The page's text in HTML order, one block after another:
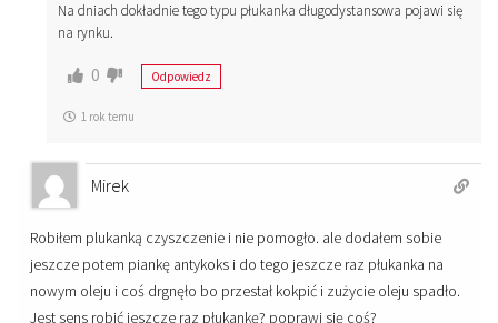
Na dniach dokładnie tego typu płukanka długodystansowa pojawi się
na rynku.
0 Odpowiedz
1 rok temu
Mirek
Robiłem plukanką czyszczenie i nie pomogło. ale dodałem sobie
jeszcze potem piankę antykoks i do tego jeszcze raz płukanka na
nowym oleju i coś drgnęło bo przestał kokpić i zużycie oleju spadło.
Jest sens robić jeszcze raz płukankę? poprawi się coś?